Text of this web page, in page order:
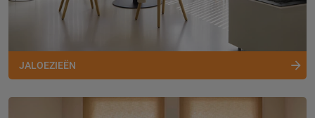
JALOEZIEËN